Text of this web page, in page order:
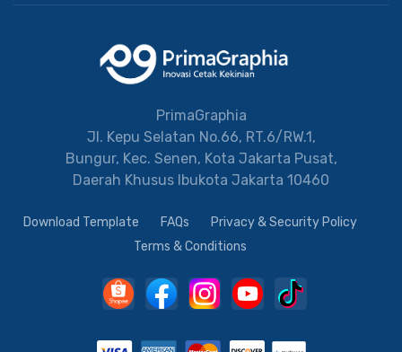
PrimaGraphia
Jl. Kepu Selatan No.66, RT.6/RW.1,
Bungur, Kec. Senen, Kota Jakarta Pusat,
Daerah Khusus Ibukota Jakarta 10460
Download Template FAQs
Privacy & Security Policy
Terms & Conditions